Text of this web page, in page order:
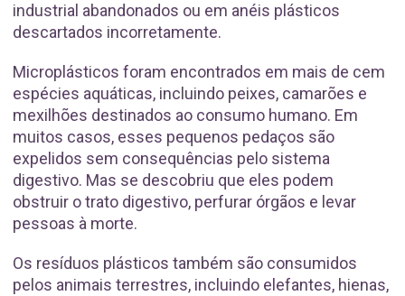
industrial abandonados ou em anéis plásticos
descartados incorretamente.
Microplásticos foram encontrados em mais de cem
espécies aquáticas, incluindo peixes, camarões e
mexilhões destinados ao consumo humano. Em
muitos casos, esses pequenos pedaços são
expelidos sem consequências pelo sistema
digestivo. Mas se descobriu que eles podem
obstruir o trato digestivo, perfurar órgãos e levar
pessoas à morte.
Os resíduos plásticos também são consumidos
pelos animais terrestres, incluindo elefantes, hienas,